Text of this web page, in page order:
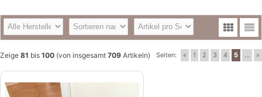
Zeige 81 bis 100 (von insgesamt 709 Artikeln) Seiten: « 1 2 3 4 5 ... »